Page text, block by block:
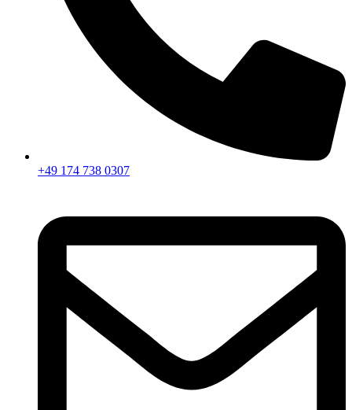
+49 174 738 0307